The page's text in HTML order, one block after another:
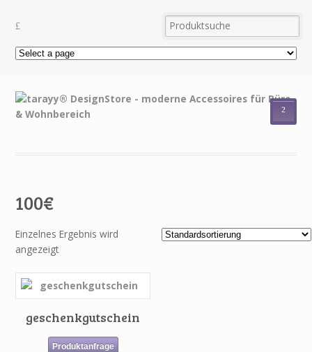
²
100€
Einzelnes Ergebnis wird
angezeigt
geschenkgutschein
Produktanfrage